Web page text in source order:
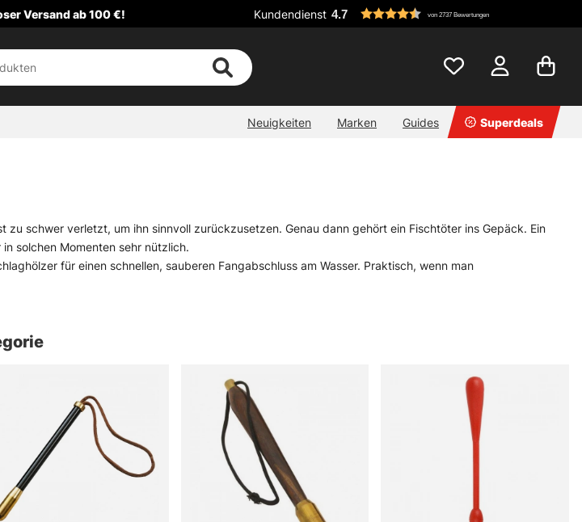
Versand ab 100 €! Kundendienst 4.7 von 2737 Bewertungen
Neuigkeiten Marken Guides Superdeals
zu schwer verletzt, um ihn sinnvoll zurückzusetzen. Genau dann gehört ein Fischtöter ins Gepäck. Ein
solchen Momenten sehr nützlich.
für einen schnellen, sauberen Fangabschluss am Wasser. Praktisch, wenn man
banal, ist aber wichtig.
bleibt der Einsatz selten.
& Zubehör